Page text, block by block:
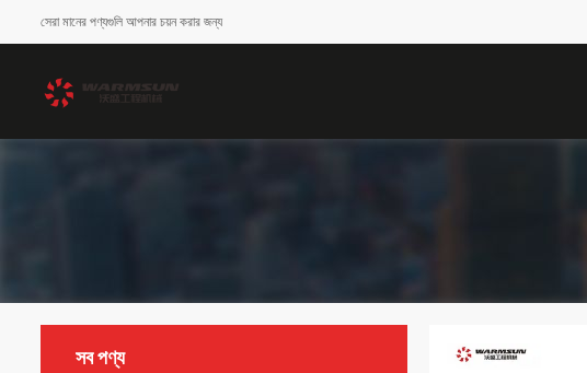
সেরা মানের পণ্যগুলি আপনার চয়ন করার জন্য
সব পণ্য